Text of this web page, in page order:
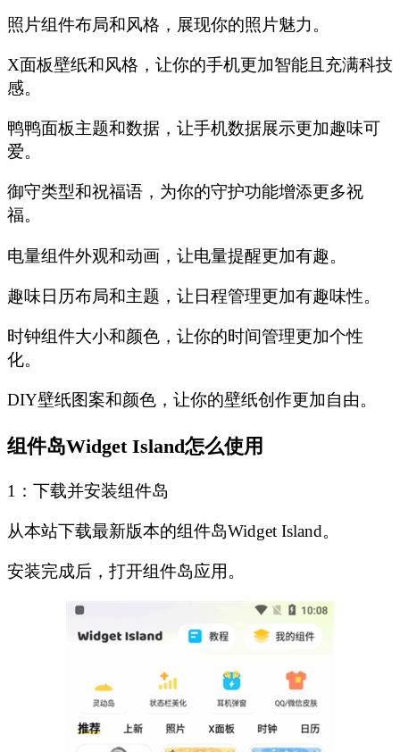
照片组件布局和风格，展现你的照片魅力。
X面板壁纸和风格，让你的手机更加智能且充满科技
感。
鸭鸭面板主题和数据，让手机数据展示更加趣味可
爱。
御守类型和祝福语，为你的守护功能增添更多祝
福。
电量组件外观和动画，让电量提醒更加有趣。
趣味日历布局和主题，让日程管理更加有趣味性。
时钟组件大小和颜色，让你的时间管理更加个性
化。
DIY壁纸图案和颜色，让你的壁纸创作更加自由。
组件岛Widget Island怎么使用
1：下载并安装组件岛
从本站下载最新版本的组件岛Widget Island。
安装完成后，打开组件岛应用。